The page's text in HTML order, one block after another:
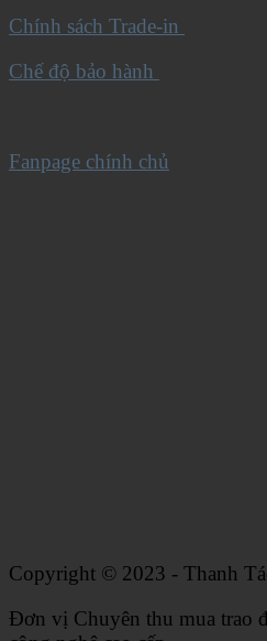
Chính sách Trade-in
Chế độ bảo hành
Fanpage chính chủ
Copyright © 2023 - Thanh
Đơn vị Chuyên thu mua trao